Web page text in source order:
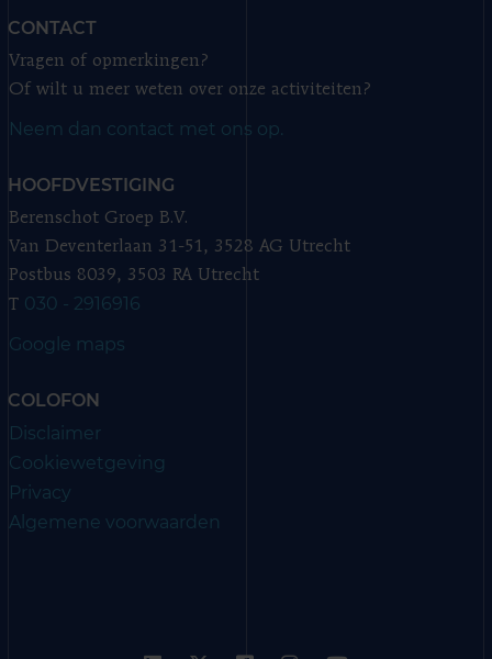
CONTACT
Vragen of opmerkingen?
Of wilt u meer weten over onze activiteiten?
Neem dan contact met ons op.
HOOFDVESTIGING
Berenschot Groep B.V.
Van Deventerlaan 31-51, 3528 AG Utrecht
Postbus 8039, 3503 RA Utrecht
T 030 - 2916916
Google maps
COLOFON
Disclaimer
Cookiewetgeving
Privacy
Algemene voorwaarden